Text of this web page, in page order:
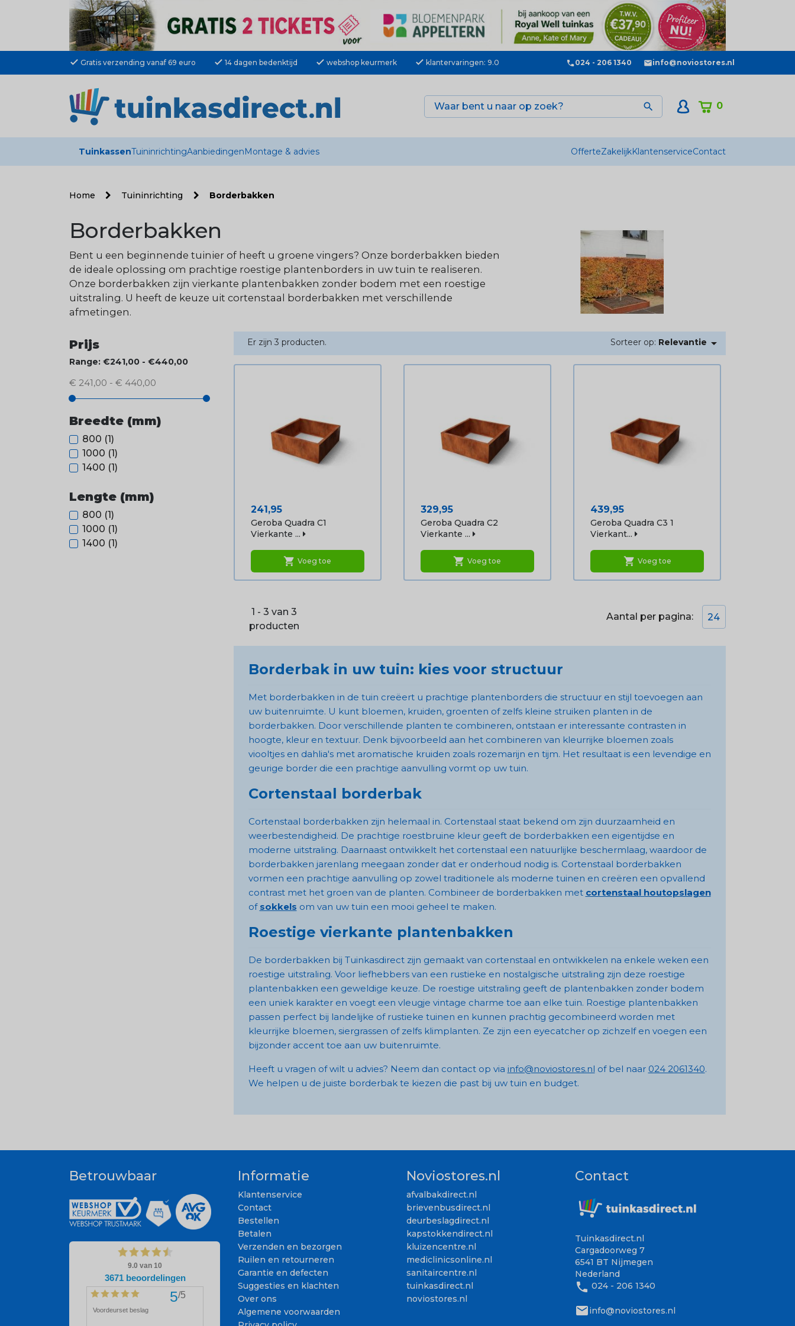
check Gratis verzending vanaf 69 euro check 14 dagen bedenktijd check webshop keurmerk check klantervaringen: 9.0 024 - 206 1340 info@noviostores.nl
0

TuinkassenTuininrichtingAanbiedingenMontage & advies OfferteZakelijkKlantenserviceContact
Home Tuininrichting Borderbakken
Borderbakken
Bent u een beginnende tuinier of heeft u groene vingers? Onze borderbakken bieden
de ideale oplossing om prachtige roestige plantenborders in uw tuin te realiseren.
Onze borderbakken zijn vierkante plantenbakken zonder bodem met een roestige
uitstraling. U heeft de keuze uit cortenstaal borderbakken met verschillende
afmetingen.
Prijs
Range: €241,00 - €440,00
€ 241,00 - € 440,00
Breedte (mm)
800 (1)
1000 (1)
1400 (1)
Lengte (mm)
800 (1)
1000 (1)
1400 (1)
Er zijn 3 producten. Sorteer op: Relevantie 
Prijs
241,95
Geroba Quadra C1
Vierkante ...
shopping_cart Voeg toe
Prijs
329,95
Geroba Quadra C2
Vierkante ...
shopping_cart Voeg toe
Prijs
439,95
Geroba Quadra C3 1
Vierkant...
shopping_cart Voeg toe
1 - 3 van 3
producten
Aantal per pagina: 24
Borderbak in uw tuin: kies voor structuur
Met borderbakken in de tuin creëert u prachtige plantenborders die structuur en stijl toevoegen aan
uw buitenruimte. U kunt bloemen, kruiden, groenten of zelfs kleine struiken planten in de
borderbakken. Door verschillende planten te combineren, ontstaan er interessante contrasten in
hoogte, kleur en textuur. Denk bijvoorbeeld aan het combineren van kleurrijke bloemen zoals
viooltjes en dahlia's met aromatische kruiden zoals rozemarijn en tijm. Het resultaat is een levendige en
geurige border die een prachtige aanvulling vormt op uw tuin.
Cortenstaal borderbak
Cortenstaal borderbakken zijn helemaal in. Cortenstaal staat bekend om zijn duurzaamheid en
weerbestendigheid. De prachtige roestbruine kleur geeft de borderbakken een eigentijdse en
moderne uitstraling. Daarnaast ontwikkelt het cortenstaal een natuurlijke beschermlaag, waardoor de
borderbakken jarenlang meegaan zonder dat er onderhoud nodig is. Cortenstaal borderbakken
vormen een prachtige aanvulling op zowel traditionele als moderne tuinen en creëren een opvallend
contrast met het groen van de planten. Combineer de borderbakken met cortenstaal houtopslagen
of sokkels om van uw tuin een mooi geheel te maken.
Roestige vierkante plantenbakken
De borderbakken bij Tuinkasdirect zijn gemaakt van cortenstaal en ontwikkelen na enkele weken een
roestige uitstraling. Voor liefhebbers van een rustieke en nostalgische uitstraling zijn deze roestige
plantenbakken een geweldige keuze. De roestige uitstraling geeft de plantenbakken zonder bodem
een uniek karakter en voegt een vleugje vintage charme toe aan elke tuin. Roestige plantenbakken
passen perfect bij landelijke of rustieke tuinen en kunnen prachtig gecombineerd worden met
kleurrijke bloemen, siergrassen of zelfs klimplanten. Ze zijn een eyecatcher op zichzelf en voegen een
bijzonder accent toe aan uw buitenruimte.
Heeft u vragen of wilt u advies? Neem dan contact op via info@noviostores.nl of bel naar 024 2061340.
We helpen u de juiste borderbak te kiezen die past bij uw tuin en budget.
Betrouwbaar Informatie
Klantenservice
Contact
Bestellen
Betalen
Verzenden en bezorgen
Ruilen en retourneren
Garantie en defecten
Suggesties en klachten
Over ons
Algemene voorwaarden
Noviostores.nl
afvalbakdirect.nl
brievenbusdirect.nl
deurbeslagdirect.nl
kapstokkendirect.nl
kluizencentre.nl
mediclinicsonline.nl
sanitaircentre.nl
tuinkasdirect.nl
noviostores.nl
Contact
Tuinkasdirect.nl
Cargadoorweg 7
6541 BT Nijmegen
Nederland
phone 024 - 206 1340
mailinfo@noviostores.nl